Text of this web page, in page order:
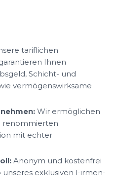
tariflichen
Ihnen
Schicht- und
vermögenswirksame
Wir ermöglichen
renommierten
mit echter
Anonym und kostenfrei
exklusiven Firmen-